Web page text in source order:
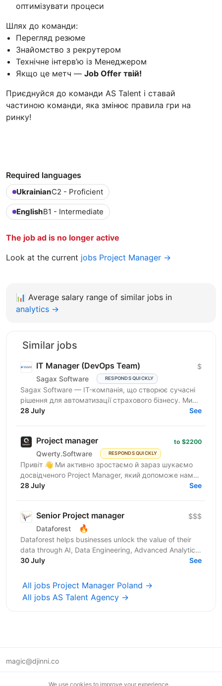
оптимізувати процеси
Шлях до команди:
Перегляд резюме
Знайомство з рекрутером
Технічне інтерв’ю із Менеджером
Якщо це метч — Job Offer твій!
Приєднуйся до команди AS Talent і ставай
частиною команди, яка змінює правила гри на
ринку!
Required languages
UkrainianC2 - Proficient
EnglishB1 - Intermediate
The job ad is no longer active
Look at the current jobs Project Manager →
📊 Average salary range of similar jobs in
analytics →
Similar jobs
IT Manager (DevOps Team)
Sagax Software RESPONDS QUICKLY
$
Sagax Software — IT-компанія, що створює сучасні
рішення для автоматизації страхового бізнесу. Ми
розробляємо комплексну платформу для страхових
28 July See
Project manager
Qwerty.Software RESPONDS QUICKLY
to $2200
Привіт 👋 Ми активно зростаємо й зараз шукаємо
досвідченого Project Manager, який допоможе нам
масштабувати команди та процеси. Qwerty.Software
28 July See
Senior Project manager
Dataforest 🔥
$$$
Dataforest helps businesses unlock the value of their
data through AI, Data Engineering, Advanced Analytics
and custom Web Product Development. We build...
30 July See
All jobs Project Manager Poland →
All jobs AS Talent Agency →
magic@djinni.co
We use cookies to improve your experience.